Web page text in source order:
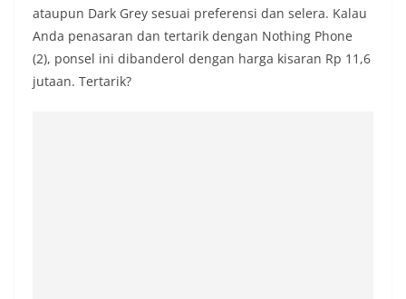
ataupun Dark Grey sesuai preferensi dan selera. Kalau
Anda penasaran dan tertarik dengan Nothing Phone
(2), ponsel ini dibanderol dengan harga kisaran Rp 11,6
jutaan. Tertarik?